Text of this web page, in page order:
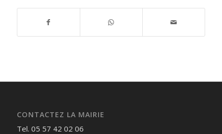
CONTACTEZ LA MAIRIE
Tel. 05 57 42 02 06